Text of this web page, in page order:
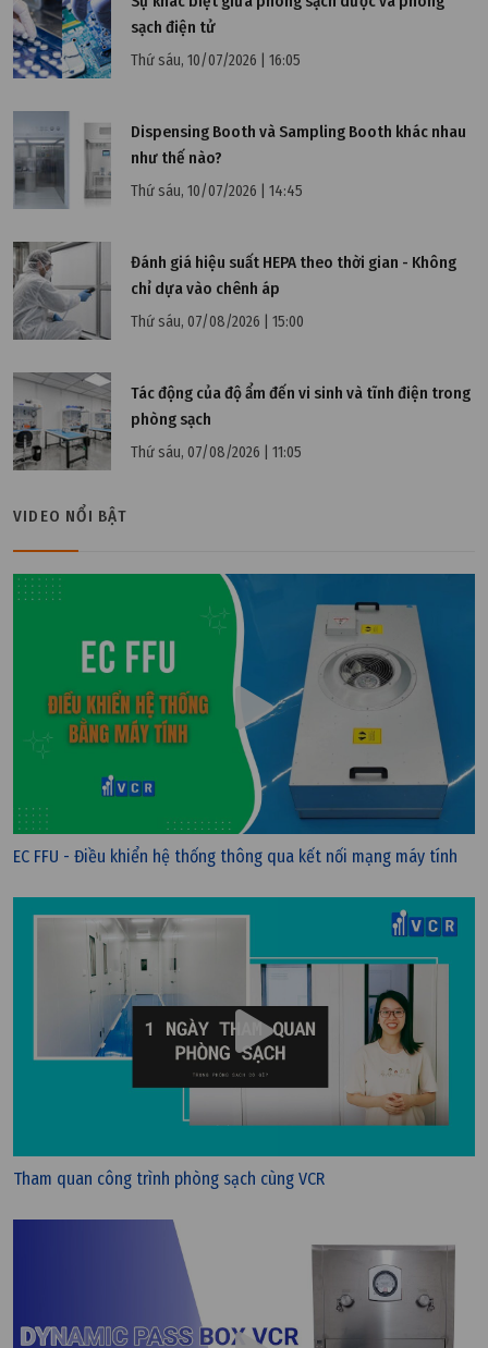
sạch điện tử
Thứ sáu, 10/07/2026 | 16:05
Dispensing Booth và Sampling Booth khác nhau
như thế nào?
Thứ sáu, 10/07/2026 | 14:45
Đánh giá hiệu suất HEPA theo thời gian - Không
chỉ dựa vào chênh áp
Thứ sáu, 07/08/2026 | 15:00
Tác động của độ ẩm đến vi sinh và tĩnh điện trong
phòng sạch
Thứ sáu, 07/08/2026 | 11:05
VIDEO NỔI BẬT
EC FFU - Điều khiển hệ thống thông qua kết nối mạng máy tính
Tham quan công trình phòng sạch cùng VCR